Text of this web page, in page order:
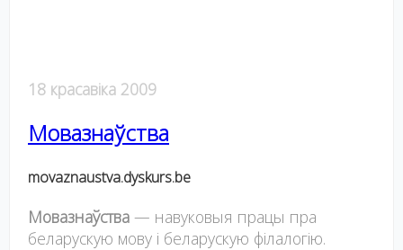
18 красавіка 2009
Мовазнаўства
movaznaustva.dyskurs.be
Мовазнаўства — навуковыя працы пра
беларускую мову і беларускую філалогію.